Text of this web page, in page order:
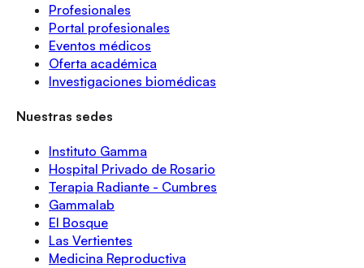
Profesionales
Portal profesionales
Eventos médicos
Oferta académica
Investigaciones biomédicas
Nuestras sedes
Instituto Gamma
Hospital Privado de Rosario
Terapia Radiante - Cumbres
Gammalab
El Bosque
Las Vertientes
Medicina Reproductiva